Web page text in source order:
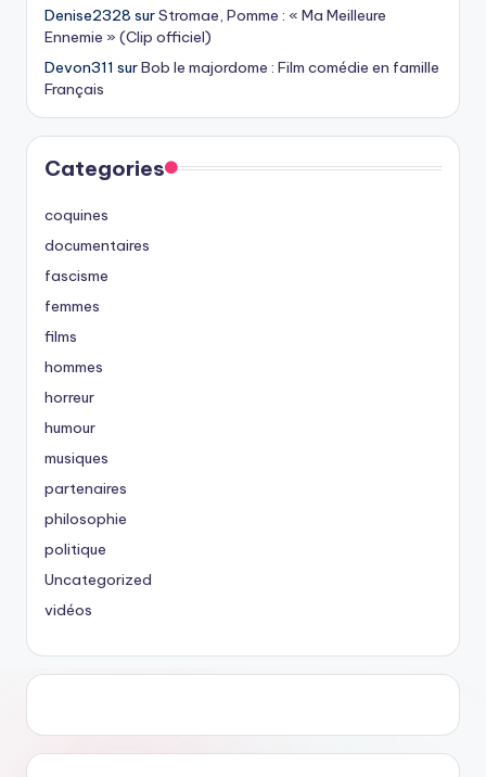
Denise2328 surStromae, Pomme : « Ma Meilleure
Ennemie » (Clip officiel)
Devon311 surBob le majordome : Film comédie en famille
Français
Categories
coquines
documentaires
fascisme
femmes
films
hommes
horreur
humour
musiques
partenaires
philosophie
politique
Uncategorized
vidéos